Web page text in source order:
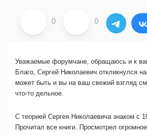
0 0
Уважаемые форумчане, обращаюсь и к
Благо, Сергей Николаевич откликнулся
может быть и вы на ваш свежий взгляд
что-то дельное.
С теорией Сергея Николаевича знаком с
Прочитал все книги. Просмотрел